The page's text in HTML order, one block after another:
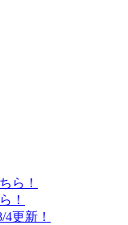
ら！
！
更新！